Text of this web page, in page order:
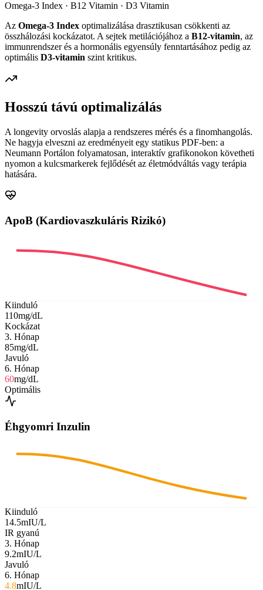
Omega-3 Index · B12 Vitamin · D3 Vitamin
Az Omega-3 Index optimalizálása drasztikusan csökkenti az
összhálozási kockázatot. A sejtek metilációjához a B12-vitamin, az
immunrendszer és a hormonális egyensúly fenntartásához pedig az
optimális D3-vitamin szint kritikus.
Hosszú távú optimalizálás
A longevity orvoslás alapja a rendszeres mérés és a finomhangolás.
Ne hagyja elveszni az eredményeit egy statikus PDF-ben: a
Neumann Portálon folyamatosan, interaktív grafikonokon követheti
nyomon a kulcsmarkerek fejlődését az életmódváltás vagy terápia
hatására.
ApoB (Kardiovaszkuláris Rizikó)
Kiinduló
110mg/dL
Kockázat
3. Hónap
85mg/dL
Javuló
6. Hónap
60mg/dL
Optimális
Éhgyomri Inzulin
Kiinduló
14.5mIU/L
IR gyanú
3. Hónap
9.2mIU/L
Javuló
6. Hónap
4.8mIU/L